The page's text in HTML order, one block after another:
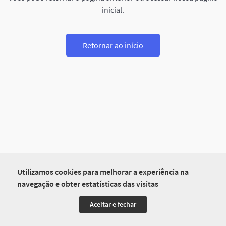
Utilizamos cookies para melhorar a experiência na
navegação e obter estatísticas das visitas
Aceitar e fechar
inicial.
Retornar ao início